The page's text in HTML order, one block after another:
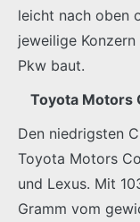
leicht nach oben
jeweilige
Pkw baut.
Toyota Motors
Den niedrigsten
Toyota Motors
und Lexus. Mit
Gramm vom